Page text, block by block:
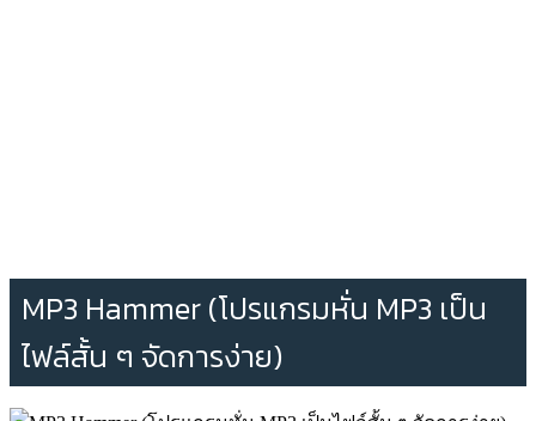
MP3 Hammer (โปรแกรมหั่น MP3 เป็น
ไฟล์สั้น ๆ จัดการง่าย)